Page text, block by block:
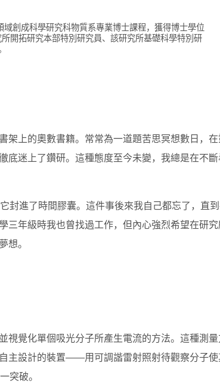
創成科學研究科物質系專業博士課程，獲得博士學位
開拓研究本部特別研究員、該研究所基礎科學特別研
架上的奧數書籍。常常為一道題苦思冥想數日，在
底迷上了鑽研。這種態度至今未變，我總是在不
封進了時間膠囊。這件事後來我自己都忘了，直
年級時我也曾找過工作，但內心強烈希望在研究
想。
視覺化單個吸光分子所產生電流的方法。這種測
主設計的裝置——用可調諧雷射照射待觀察分子使
突破。